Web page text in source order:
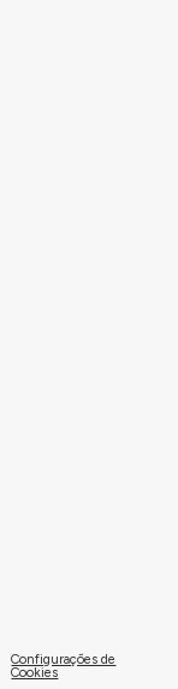
Configurações de
Cookies